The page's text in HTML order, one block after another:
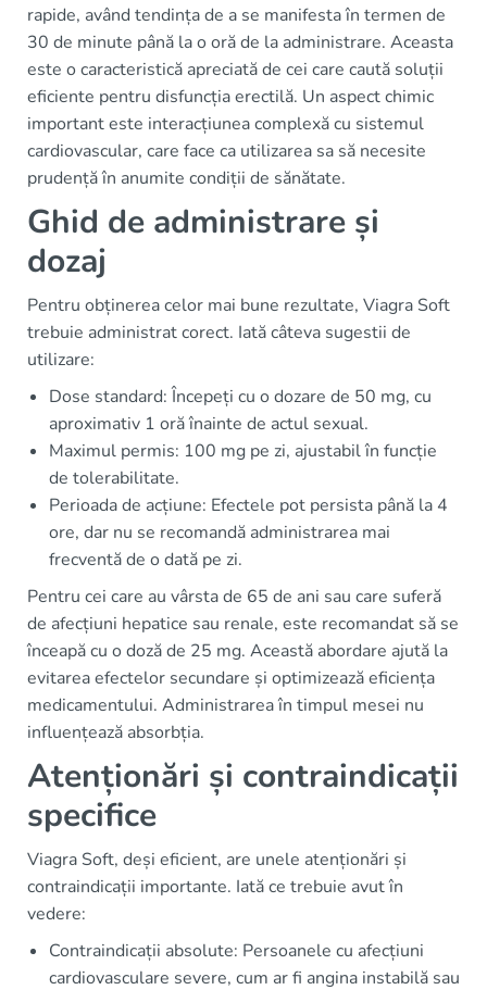
rapide, având tendința de a se manifesta în termen de
30 de minute până la o oră de la administrare. Aceasta
este o caracteristică apreciată de cei care caută soluții
eficiente pentru disfuncția erectilă. Un aspect chimic
important este interacțiunea complexă cu sistemul
cardiovascular, care face ca utilizarea sa să necesite
prudență în anumite condiții de sănătate.
Ghid de administrare și
dozaj
Pentru obținerea celor mai bune rezultate, Viagra Soft
trebuie administrat corect. Iată câteva sugestii de
utilizare:
Dose standard: Începeți cu o dozare de 50 mg, cu
aproximativ 1 oră înainte de actul sexual.
Maximul permis: 100 mg pe zi, ajustabil în funcție
de tolerabilitate.
Perioada de acțiune: Efectele pot persista până la 4
ore, dar nu se recomandă administrarea mai
frecventă de o dată pe zi.
Pentru cei care au vârsta de 65 de ani sau care suferă
de afecțiuni hepatice sau renale, este recomandat să se
înceapă cu o doză de 25 mg. Această abordare ajută la
evitarea efectelor secundare și optimizează eficiența
medicamentului. Administrarea în timpul mesei nu
influențează absorbția.
Atenționări și contraindicații
specifice
Viagra Soft, deși eficient, are unele atenționări și
contraindicații importante. Iată ce trebuie avut în
vedere:
Contraindicații absolute: Persoanele cu afecțiuni
cardiovasculare severe, cum ar fi angina instabilă sau